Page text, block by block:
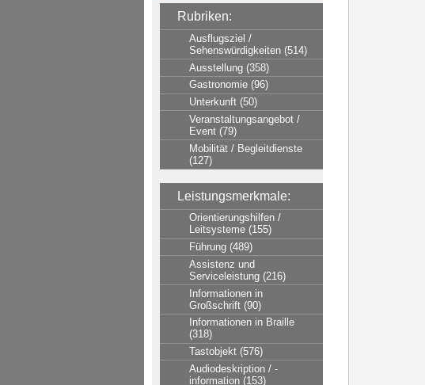
Rubriken:
Ausflugsziel /
Sehenswürdigkeiten (514)
Ausstellung (358)
Gastronomie (96)
Unterkunft (50)
Veranstaltungsangebot /
Event (79)
Mobilität / Begleitdienste
(127)
Leistungsmerkmale:
Orientierungshilfen /
Leitsysteme (155)
Führung (489)
Assistenz und
Serviceleistung (216)
Informationen in
Großschrift (90)
Informationen in Braille
(318)
Tastobjekt (576)
Audiodeskription / -
information (153)